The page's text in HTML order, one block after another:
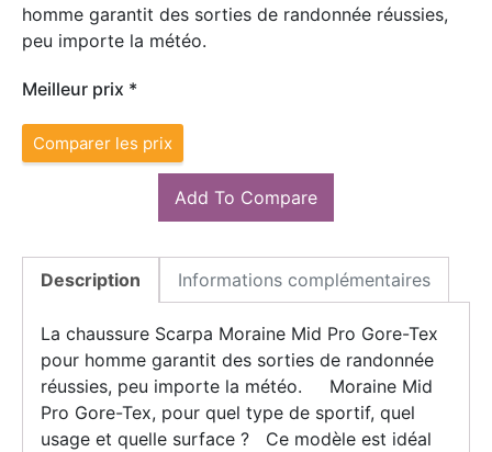
homme garantit des sorties de randonnée réussies,
peu importe la météo.
Meilleur prix *
Comparer les prix
Add To Compare
Description Informations complémentaires
La chaussure Scarpa Moraine Mid Pro Gore-Tex
pour homme garantit des sorties de randonnée
réussies, peu importe la météo. Moraine Mid
Pro Gore-Tex, pour quel type de sportif, quel
usage et quelle surface ? Ce modèle est idéal